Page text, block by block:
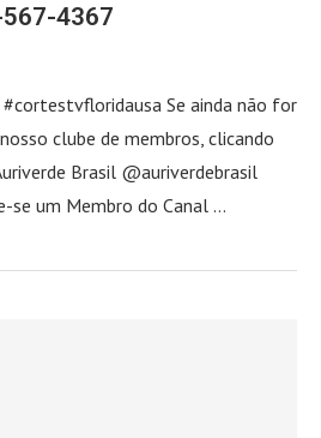
567-4367
Se ainda não for
clube de membros, clicando
Brasil @auriverdebrasil
se um Membro do Canal …